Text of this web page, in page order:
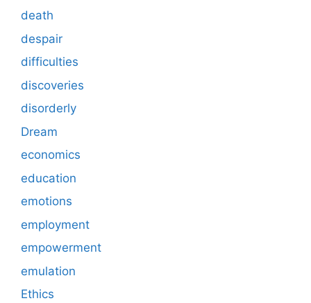
death
despair
difficulties
discoveries
disorderly
Dream
economics
education
emotions
employment
empowerment
emulation
Ethics